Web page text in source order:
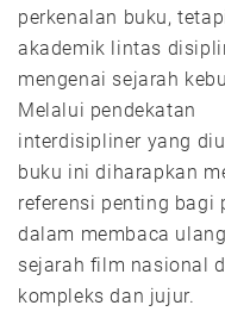
perkenalan buku,
akademik lintas
mengenai sejarah
Melalui pendekatan
interdisipliner yang
buku ini diharapkan
referensi penting bagi
dalam membaca ulang
sejarah film nasional
kompleks dan jujur.